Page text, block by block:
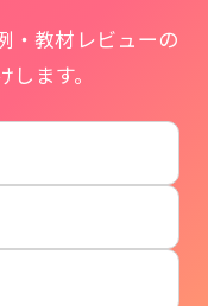
・教材レビューの
ます。